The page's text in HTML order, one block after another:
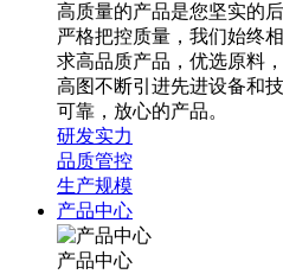
高质量的产品是您坚实的
严格把控质量，我们始终
求高品质产品，优选原料
高图不断引进先进设备和
可靠，放心的产品。
研发实力
品质管控
生产规模
产品中心
产品中心